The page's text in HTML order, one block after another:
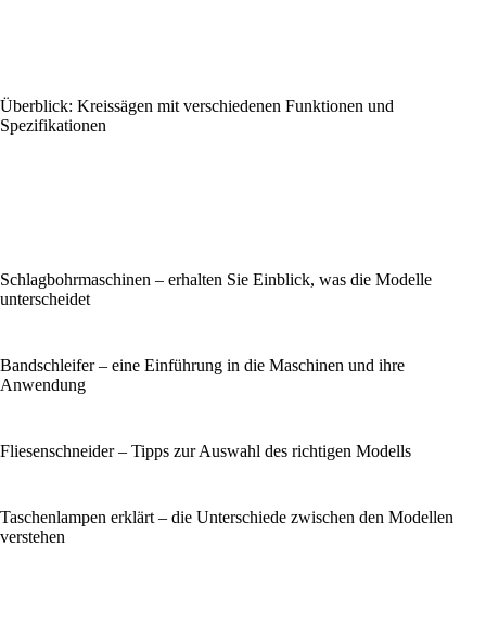
Überblick: Kreissägen mit verschiedenen Funktionen und
Spezifikationen
Schlagbohrmaschinen – erhalten Sie Einblick, was die Modelle
unterscheidet
Bandschleifer – eine Einführung in die Maschinen und ihre
Anwendung
Fliesenschneider – Tipps zur Auswahl des richtigen Modells
Taschenlampen erklärt – die Unterschiede zwischen den Modellen
verstehen